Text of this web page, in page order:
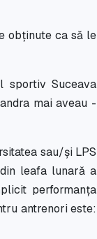
obținute ca să le
sportiv Suceava
mai aveau -
sau/și LPS
leafa lunară a
performanța
antrenori este: